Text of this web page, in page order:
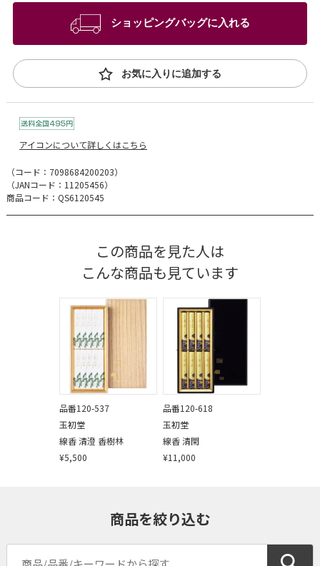
ショッピングバッグに入れる
お気に入りに追加する
アイコンについて詳しくはこちら
（コード： 7098684200203）
（JANコード： 11205456）
商品コード：QS6120545
この商品を見た人は
こんな商品も見ています
品番120-537
玉初堂
線香 清澄 香樹林
¥5,500
品番120-618
玉初堂
線香 清閑
¥11,000
商品を絞り込む